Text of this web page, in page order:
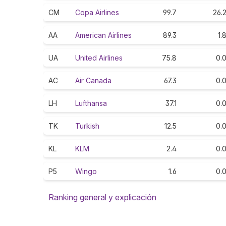
CM Copa Airlines 99.7 26.2
AA American Airlines 89.3 1.8
UA United Airlines 75.8 0.0
AC Air Canada 67.3 0.0
LH Lufthansa 37.1 0.0
TK Turkish 12.5 0.0
KL KLM 2.4 0.0
P5 Wingo 1.6 0.0
Ranking general y explicación